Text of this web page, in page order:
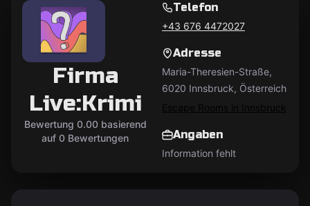
Firma
Live:Krimi
Bewertung 0.00 basierend
auf 0 Bewertungen
Telefon
+43 676 4472027
Adresse
Maria-Theresien-Straße,
6020 Innsbruck, Österreich
Escape Rooms in Innsbruck
Angaben
Information fehlt